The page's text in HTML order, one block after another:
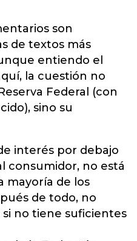
son
de textos más
entiendo el
la cuestión no
Federal (con
sino su
interés por debajo
consumidor, no está
mayoría de los
de todo, no
no tiene suficientes